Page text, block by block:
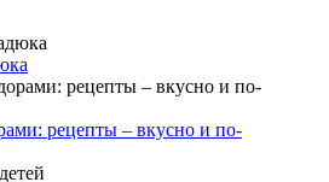
рецепты – вкусно и по-